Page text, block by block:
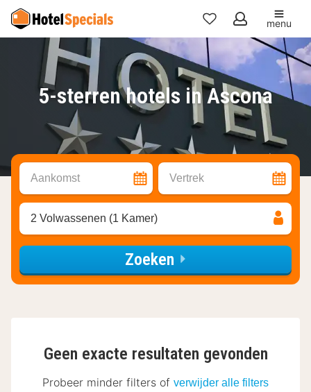
Mijn
favorieten
menu
5-sterren hotels in Ascona
Aankomst Vertrek
2 Volwassenen (1 Kamer)
Zoeken
Geen exacte resultaten gevonden
Probeer minder filters of verwijder alle filters